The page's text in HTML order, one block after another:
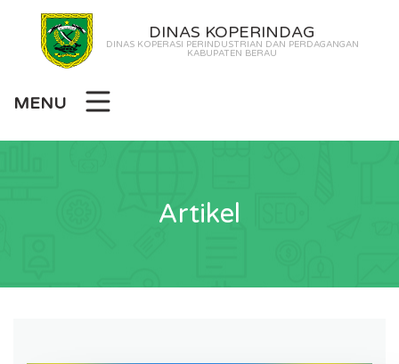
DINAS KOPERINDAG
DINAS KOPERASI PERINDUSTRIAN DAN PERDAGANGAN
KABUPATEN BERAU
MENU
Artikel